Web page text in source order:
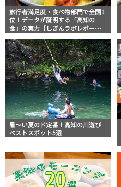
旅行者満足度・食べ物部門で全国1
位！データが証明する「高知の
食」の実力【しぎんラボレポー
暑～い夏のド定番！高知の川遊び
ベストスポット5選